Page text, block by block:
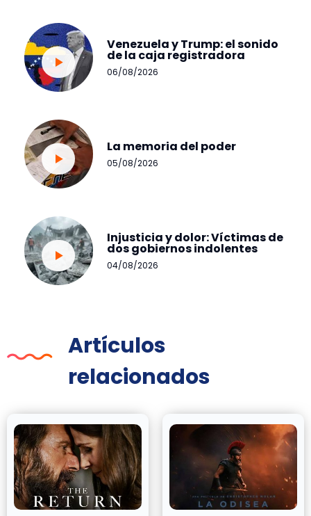
Venezuela y Trump: el sonido
de la caja registradora
06/08/2026
La memoria del poder
05/08/2026
Injusticia y dolor: Víctimas de
dos gobiernos indolentes
04/08/2026
Artículos
relacionados